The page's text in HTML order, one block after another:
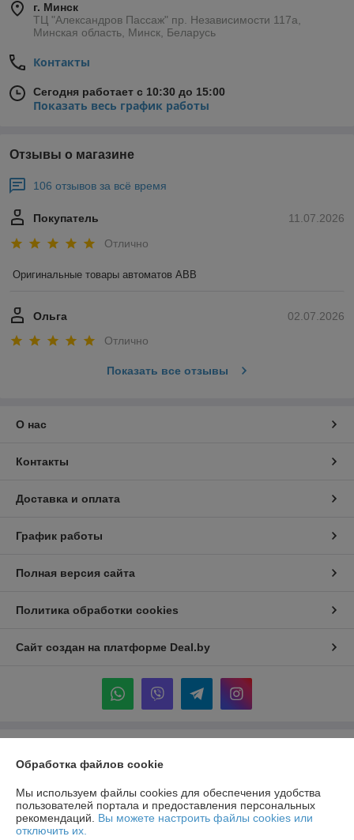
г. Минск
ТЦ "Александров Пассаж" пр. Независимости 117а,
Минская область, Минск, Беларусь
Контакты
Сегодня работает с 10:30 до 15:00
Показать весь график работы
Отзывы о магазине
106 отзывов за всё время
11.07.2026
Покупатель
Отлично
Оригинальные товары автоматов ABB
02.07.2026
Ольга
Отлично
Показать все отзывы
О нас
Контакты
Доставка и оплата
График работы
Полная версия сайта
Политика обработки cookies
Сайт создан на платформе Deal.by
г. Минск ул. Прушинских дом 6 , кв 133
Регистрационный номер ЕГР: 193513378
Обработка файлов cookie
Мы используем файлы cookies для обеспечения удобства
пользователей портала и предоставления персональных
рекомендаций. Вы можете настроить файлы cookies или
отключить их.